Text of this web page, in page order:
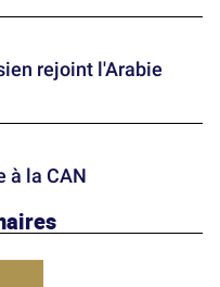
rejoint l'Arabie
à la CAN